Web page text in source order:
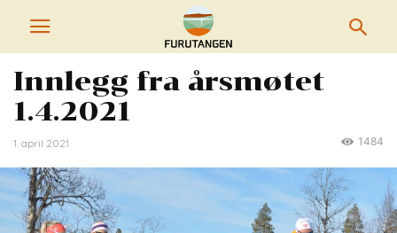
Innlegg fra årsmøtet
1.4.2021
1. april 2021 1484